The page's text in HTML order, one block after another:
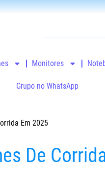
Monitores
Grupo no WhatsApp
Em 2025
De